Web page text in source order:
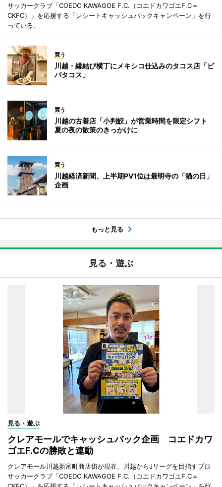
サッカークラブ「COEDO KAWAGOE F.C.（コエドカワゴエF.C＝
CKFC）」を応援する「レシートキャッシュバックキャンペーン」を行
っている。
買う
川越・縁結び横丁にメキシコ仕込みのタコス店「ビ
バタコス」
買う
川越の古着店「小判鮫」が営業時間を限定シフト
夏の夜の散策のきっかけに
買う
川越経済新聞、上半期PV1位は最明寺の「猫の日」
企画
もっと見る
見る・遊ぶ
見る・遊ぶ
クレアモールでキャッシュバック企画 コエドカワ
ゴエF.Cの勝敗と連動
クレアモール川越新富町商店街が現在、川越からJリーグを目指すプロ
サッカークラブ「COEDO KAWAGOE F.C.（コエドカワゴエF.C＝